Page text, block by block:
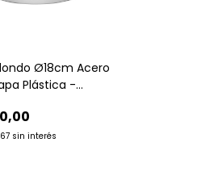
Ø18cm Acero
Plástica -
sin interés